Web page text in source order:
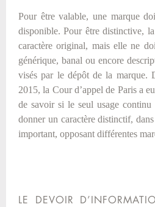
Pour être valable, une marque
disponible. Pour être distinctive,
caractère original, mais elle ne
générique, banal ou encore
visés par le dépôt de la marque.
2015, la Cour d’appel de Paris a
de savoir si le seul usage continu
donner un caractère distinctif,
important, opposant différentes
LE DEVOIR